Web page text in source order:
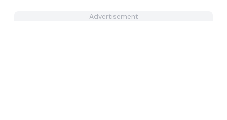
Advertisement